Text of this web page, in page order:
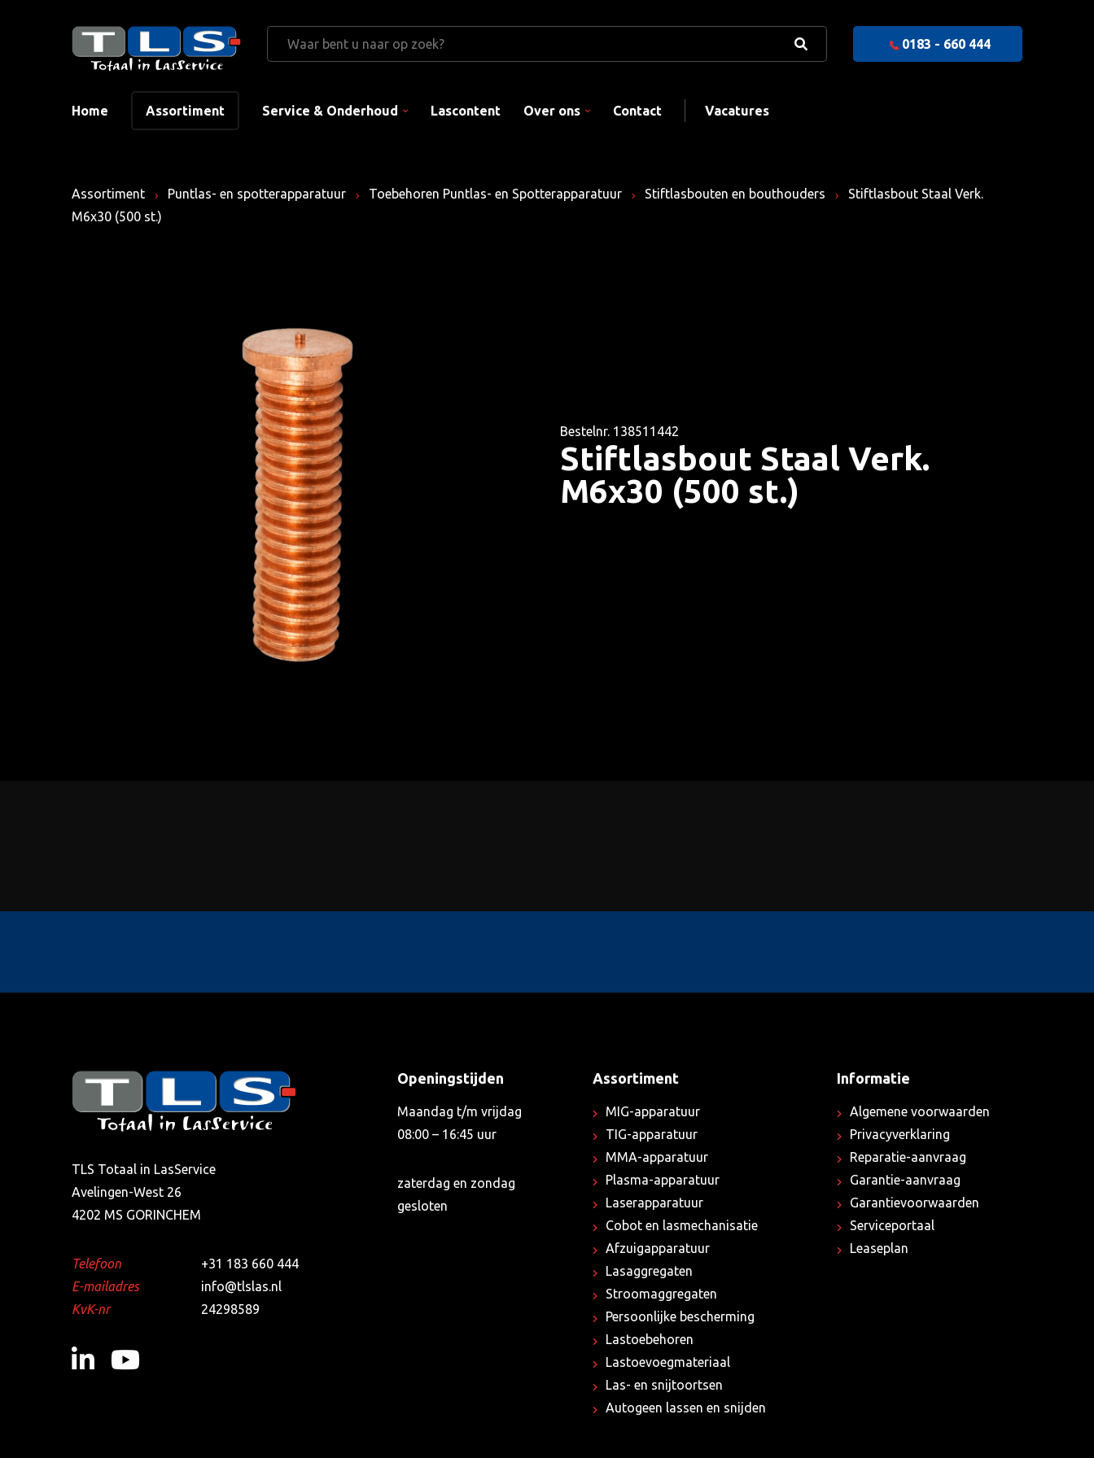
0183 - 660 444
Home Assortiment Service & Onderhoud Lascontent Over ons Contact Vacatures
Assortiment Puntlas- en spotterapparatuur Toebehoren Puntlas- en Spotterapparatuur Stiftlasbouten en bouthouders
Stiftlasbout Staal Verk.
M6x30 (500 st.)
Bestelnr. 138511442
Stiftlasbout Staal Verk.
M6x30 (500 st.)
TLS Totaal in LasService
Avelingen-West 26
4202 MS GORINCHEM
Telefoon
+31 183 660 444
E-mailadres
info@tlslas.nl
KvK-nr
24298589
Openingstijden
Maandag t/m vrijdag
08:00 – 16:45 uur
zaterdag en zondag
gesloten
Assortiment
MIG-apparatuur
TIG-apparatuur
MMA-apparatuur
Plasma-apparatuur
Laserapparatuur
Cobot en lasmechanisatie
Afzuigapparatuur
Lasaggregaten
Stroomaggregaten
Persoonlijke bescherming
Lastoebehoren
Lastoevoegmateriaal
Las- en snijtoortsen
Autogeen lassen en snijden
Informatie
Algemene voorwaarden
Privacyverklaring
Reparatie-aanvraag
Garantie-aanvraag
Garantievoorwaarden
Serviceportaal
Leaseplan